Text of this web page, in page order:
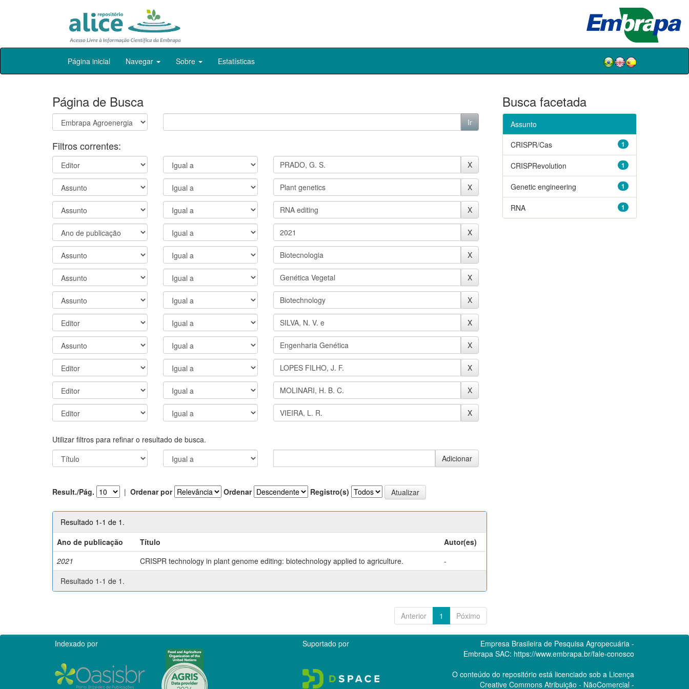
Skip
Página inicial Navegar Sobre Estatísticas
Página de Busca
Filtros correntes:
Utilizar filtros para refinar o resultado de busca.
Result./Pág. | Ordenar por Ordenar Registro(s)
Resultado 1-1 de 1.
Ano de publicação
Título
Autor(es)
2021
CRISPR technology in plant genome editing: biotechnology applied to agriculture.
-
Resultado 1-1 de 1.
Anterior 1 Póximo
Busca facetada
Assunto
1
CRISPR/Cas
1
CRISPRevolution
1
Genetic engineering
1
RNA
Indexado por Suportado por
Empresa Brasileira de Pesquisa Agropecuária -
Embrapa SAC: https://www.embrapa.br/fale-conosco
O conteúdo do repositório está licenciado sob a Licença
Creative CommonsAtribuição - NãoComercial -